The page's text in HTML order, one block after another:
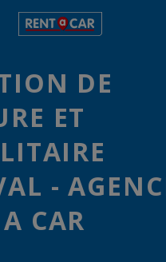
DE
ET
-
CAR